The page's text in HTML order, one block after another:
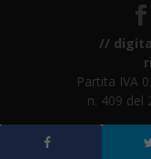
//
Partita IVA
n. 409 del